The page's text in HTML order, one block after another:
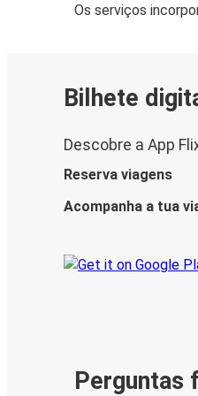
Os serviços
Bilhete
Descobre a App
Reserva viagens
Acompanha a tua
Perguntas